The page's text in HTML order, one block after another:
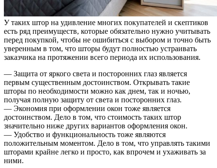
У таких штор на удивление многих покупателей и скептиков
есть ряд преимуществ, которые обязательно нужно учитывать
перед покупкой, чтобы не ошибиться с выбором и точно быть
уверенным в том, что шторы будут полностью устраивать
заказчика на протяжении всего периода их использования.
— Защита от яркого света и посторонних глаз является
первым существенным достоинством. Открывать такие
шторы по необходимости можно как днем, так и ночью,
получая полную защиту от света и посторонних глаз.
— Экономия при оформлении окон тоже является
достоинством. Дело в том, что стоимость таких штор
значительно ниже других вариантов оформления окон.
— Удобство и функциональность тоже являются
положительным моментом. Дело в том, что управлять такими
шторами крайне легко и просто, как впрочем и ухаживать за
ними.